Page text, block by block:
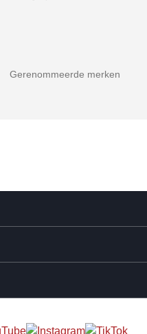
Gerenommeerde merken